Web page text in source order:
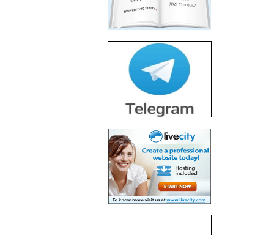
חשיפת חשד לשחיתות
הדומה לזו של "תיק
הסלולר -כאן
חשיפת מה שלא
רוצים שתדעו בעניין
פריסת אנלימיטד
(בניחוח בלתי נסבל) -
כאן
חשיפה: איוב קרא
אישר לקבוצת סלקום
בדיוק מה שביבי אישר
כאן
האם השר איוב קרא
היה צריך בכלל לחתום
על האישור, שנתן